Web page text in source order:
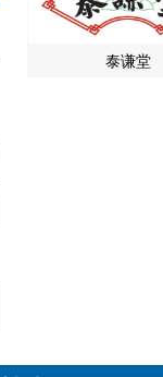
泰谦堂